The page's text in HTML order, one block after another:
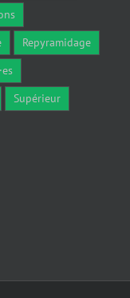
Repyramidage
Supérieur